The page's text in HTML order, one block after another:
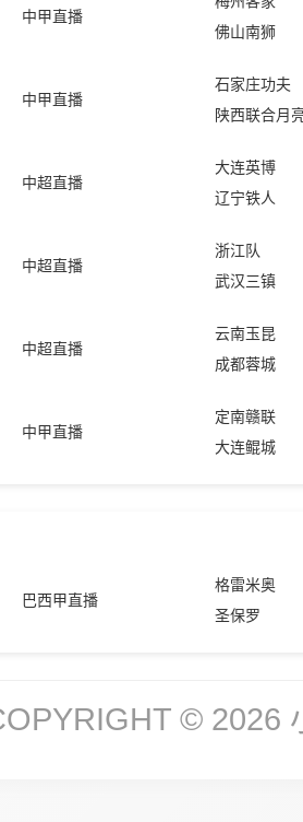
中甲直播
佛山南狮
中甲直播
石家庄功夫
陕西联合月
中超直播
大连英博
辽宁铁人
中超直播
浙江队
武汉三镇
中超直播
云南玉昆
成都蓉城
中甲直播
定南赣联
大连鲲城
巴西甲直播
格雷米奥
圣保罗
© 2026